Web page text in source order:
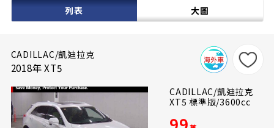
列表 大圖
CADILLAC/凱迪拉克
2018年 XT5
CADILLAC/凱迪拉克
XT5 標準版/3600cc
99